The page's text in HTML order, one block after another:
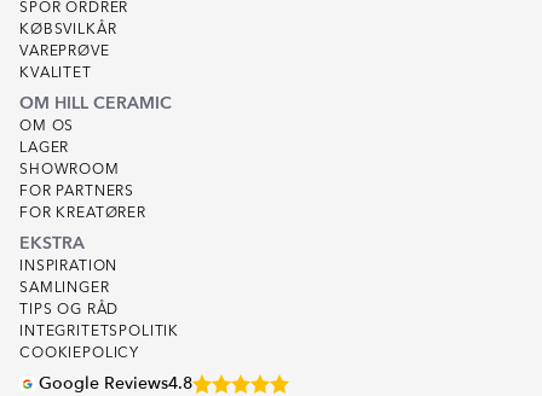
SPOR ORDRER
KØBSVILKÅR
VAREPRØVE
KVALITET
OM HILL CERAMIC
OM OS
LAGER
SHOWROOM
FOR PARTNERS
FOR KREATØRER
EKSTRA
INSPIRATION
SAMLINGER
TIPS OG RÅD
INTEGRITETSPOLITIK
COOKIEPOLICY
Google Reviews4.8